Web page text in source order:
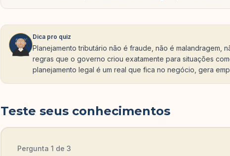
Dica pro quiz
Planejamento tributário não é fraude, não é malandragem,
regras que o governo criou exatamente para situações
planejamento legal é um real que fica no negócio, gera
Teste seus conhecimentos
Pergunta 1 de 3